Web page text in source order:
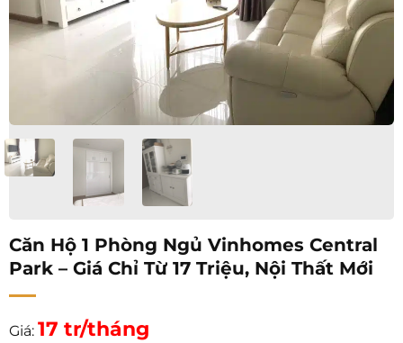
Căn Hộ 1 Phòng Ngủ Vinhomes Central
Park – Giá Chỉ Từ 17 Triệu, Nội Thất Mới
Giá: 17 tr/tháng